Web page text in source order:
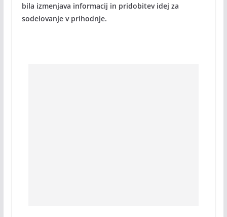
bila izmenjava informacij in pridobitev idej za
sodelovanje v prihodnje.